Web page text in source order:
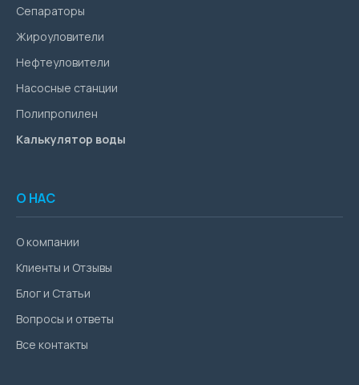
Сепараторы
Жироуловители
Нефтеуловители
Насосные станции
Полипропилен
Калькулятор воды
О НАС
О компании
Клиенты и Отзывы
Блог и Статьи
Вопросы и ответы
Все контакты